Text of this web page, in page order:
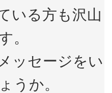
いる方も沢山
。
ッセージをい
うか。